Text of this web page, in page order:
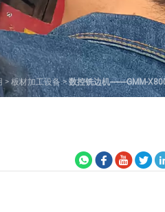
>板材加工设备>数控铣边机--------GMM-